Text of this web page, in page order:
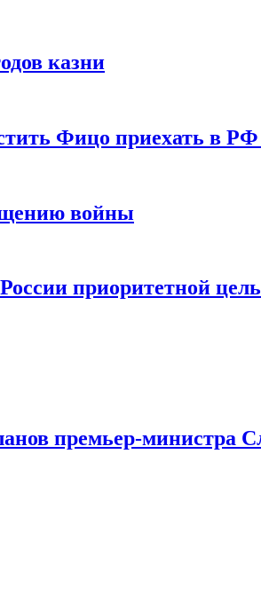
казни
Фицо приехать в
войны
приоритетной
премьер-министра